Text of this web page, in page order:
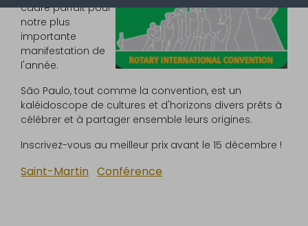
cadre parfait pour
notre plus
importante
manifestation de
l'année.
São Paulo, tout comme la convention, est un
kaléidoscope de cultures et d'horizons divers prêts à
célébrer et à partager ensemble leurs origines.
Inscrivez-vous au meilleur prix avant le 15 décembre !
Saint-Martin Conférence